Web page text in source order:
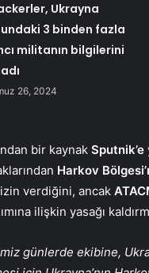
Ukrayna
3 binden fazla
militanın bilgilerini
26, 2024
bir kaynak Sputnik’e
Harkov
izin verdiğini, ancak
ilişkin yasağı
günlerde ekibine,